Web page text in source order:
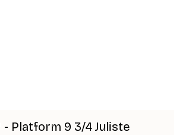
Platform 9 3/4 Juliste